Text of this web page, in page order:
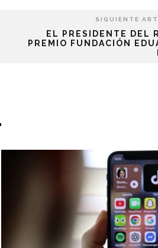
SIGUIENTE
EL PRESIDENTE DEL
PREMIO FUNDACIÓN